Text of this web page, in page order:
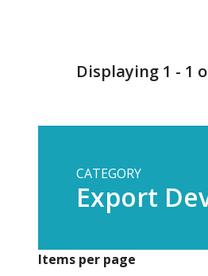
Displaying 1 - 1
CATEGORY
Export
Items per page